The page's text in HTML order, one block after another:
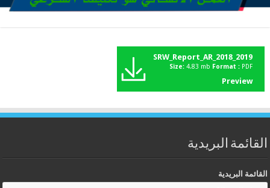
SRW_Report_AR_2018_2019
Size: 4.83 mb Format : PDF
Preview
القائمة البريدية
القائمة البريدية